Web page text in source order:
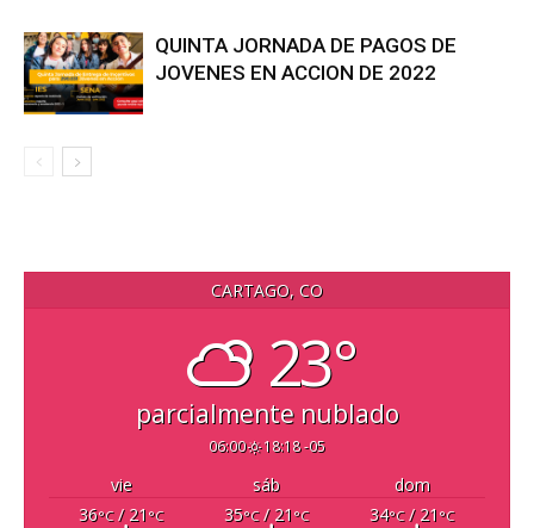
QUINTA JORNADA DE PAGOS DE
JOVENES EN ACCION DE 2022
CARTAGO, CO
23°
parcialmente nublado
06:00 18:18 -05
vie sáb
dom
36°C/ 21 °C 35°C/ 21 °C 34°C/ 21 °C